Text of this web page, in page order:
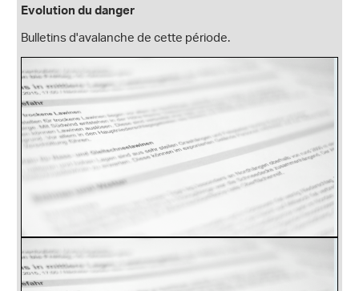
Evolution du danger
Bulletins d'avalanche de cette période.